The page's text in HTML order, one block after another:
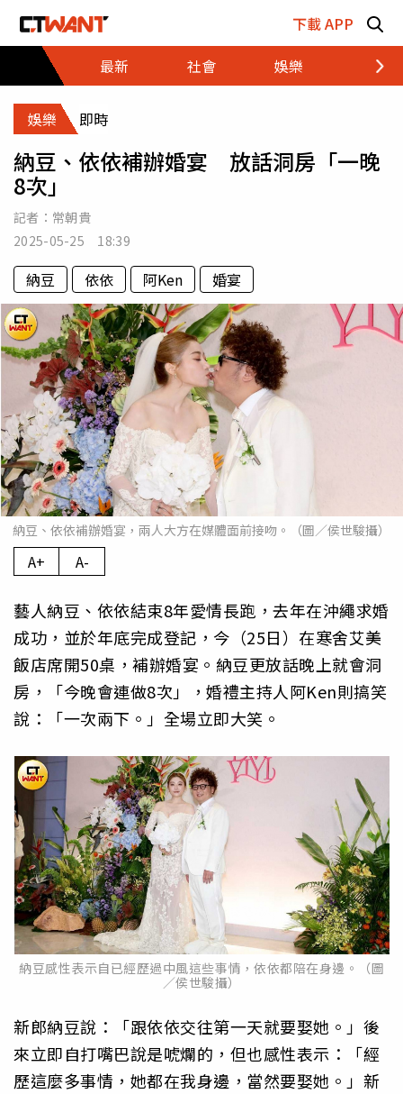
下載 APP
最新
社會 娛樂 財經
娛樂 即時
納豆、依依補辦婚宴 放話洞房「一晚
8次」
記者： 常朝貴
2025-05-25 18:39
納豆 依依 阿Ken 婚宴
納豆、依依補辦婚宴，兩人大方在媒體面前接吻。（圖／侯世駿攝）
A+ A-
藝人納豆、依依結束8年愛情長跑，去年在沖繩求婚
成功，並於年底完成登記，今（25日）在寒舍艾美
飯店席開50桌，補辦婚宴。納豆更放話晚上就會洞
房，「今晚會連做8次」，婚禮主持人阿Ken則搞笑
說：「一次兩下。」全場立即大笑。
納豆感性表示自已經歷過中風這些事情，依依都陪在身邊。（圖
／侯世駿攝）
新郎納豆說：「跟依依交往第一天就要娶她。」後
來立即自打嘴巴說是唬爛的，但也感性表示：「經
歷這麼多事情，她都在我身邊，當然要娶她。」新